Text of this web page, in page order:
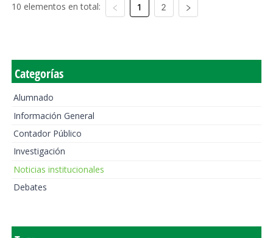
10 elementos en total: 1 2
Categorías
Alumnado
Información General
Contador Público
Investigación
Noticias institucionales
Debates